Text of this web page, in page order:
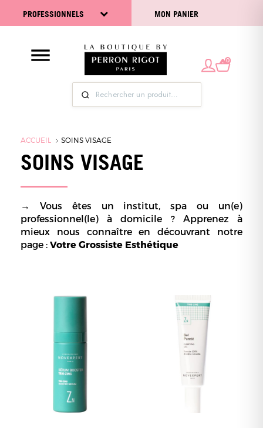
PROFESSIONNELS MON PANIER
0
ACCUEIL SOINS VISAGE
SOINS VISAGE
→ Vous êtes un institut, spa ou un(e)
professionnel(le) à domicile ? Apprenez à
mieux nous connaître en découvrant notre
page : Votre Grossiste Esthétique